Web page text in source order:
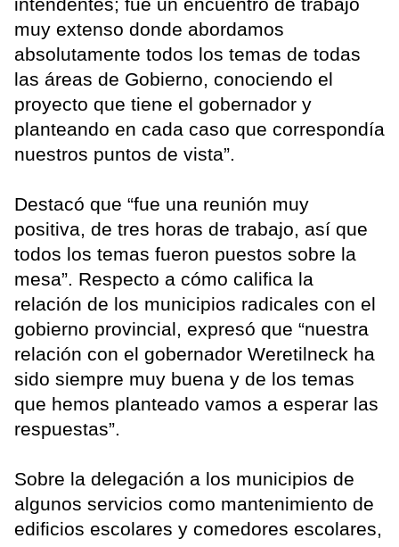
intendentes; fue un encuentro de trabajo
muy extenso donde abordamos
absolutamente todos los temas de todas
las áreas de Gobierno, conociendo el
proyecto que tiene el gobernador y
planteando en cada caso que correspondía
nuestros puntos de vista”.
Destacó que “fue una reunión muy
positiva, de tres horas de trabajo, así que
todos los temas fueron puestos sobre la
mesa”. Respecto a cómo califica la
relación de los municipios radicales con el
gobierno provincial, expresó que “nuestra
relación con el gobernador Weretilneck ha
sido siempre muy buena y de los temas
que hemos planteado vamos a esperar las
respuestas”.
Sobre la delegación a los municipios de
algunos servicios como mantenimiento de
edificios escolares y comedores escolares,